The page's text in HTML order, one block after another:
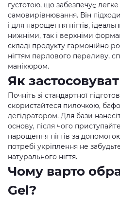
густотою, що забезпечує
самовирівнювання. Він
і для нарощення нігтів,
нижніми, так і верхніми
складі продукту гармонійно
нігтям перлового переливу,
манікюром.
Як
Почніть зі стандартної
скористайтеся пилочкою,
дегідратором. Для бази
основу, після чого
нарощення нігтів за
потребі укріплення не
натурального нігтя.
Чому варто
Gel?